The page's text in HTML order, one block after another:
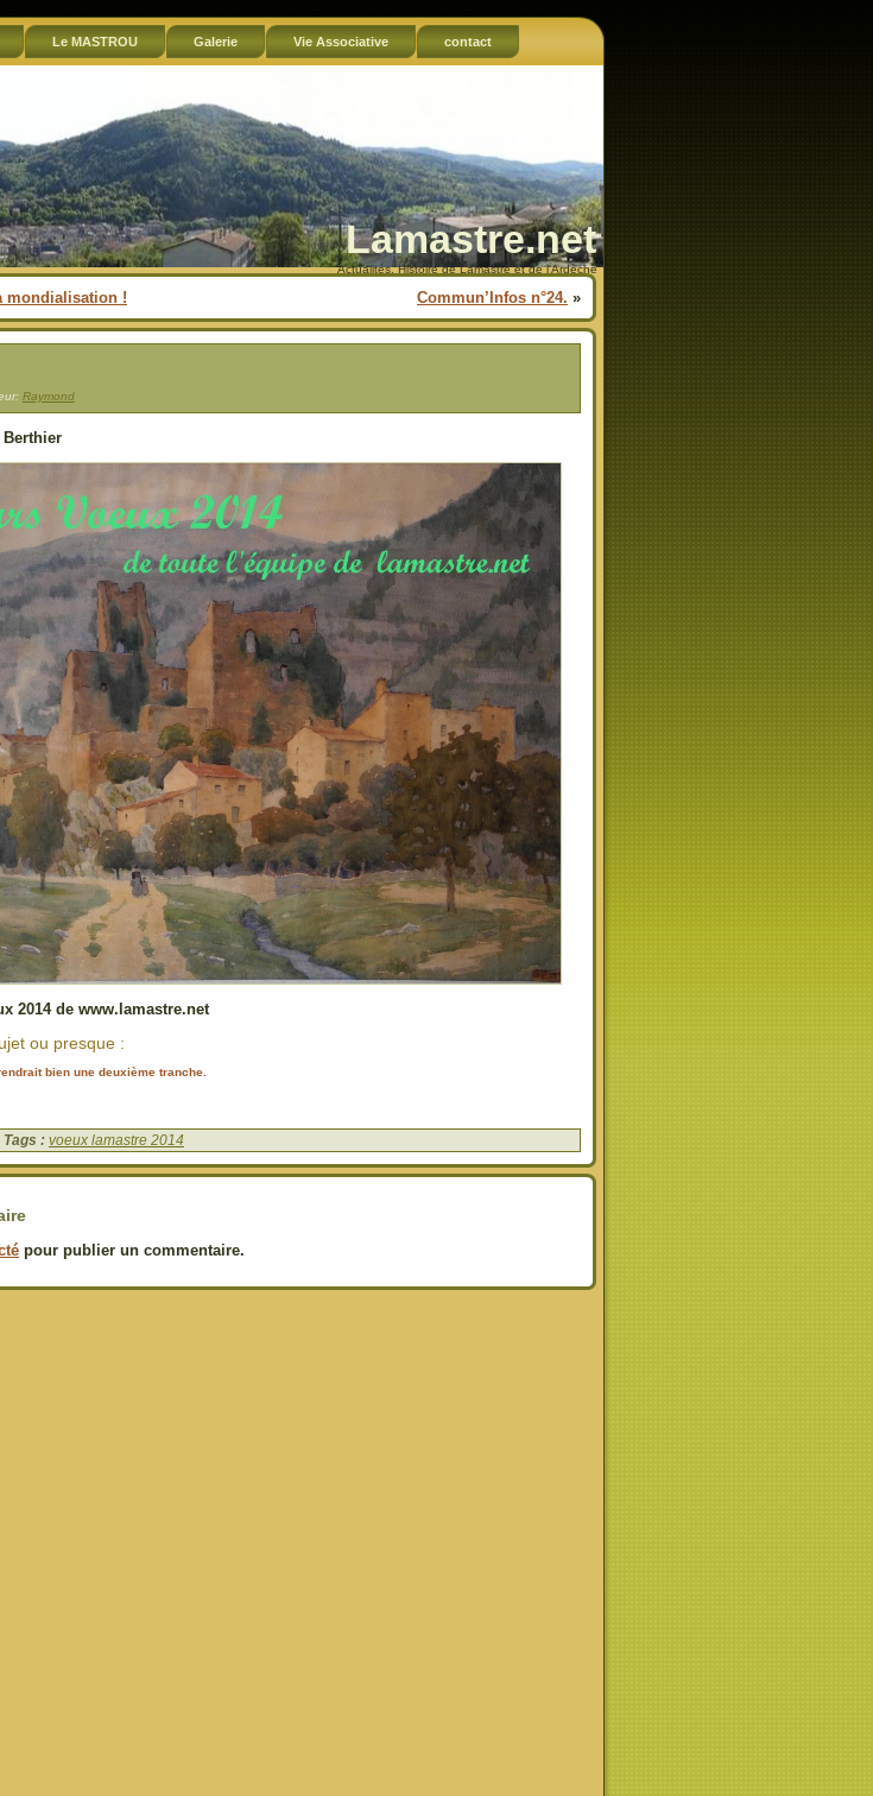
Le MASTROU Galerie Vie Associative contact
Lamastre.net
Actualités, Histoire de Lamastre et de l'Ardèche
mondialisation ! Commun’Infos n°24. »
Raymond
Berthier
2014 de www.lamastre.net
ou presque :
bien une deuxième tranche.
| Tags : voeux lamastre 2014
pour publier un commentaire.